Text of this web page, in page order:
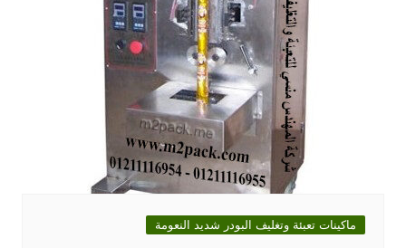
ماكينات تعبئة وتغليف البودر شديد النعومة